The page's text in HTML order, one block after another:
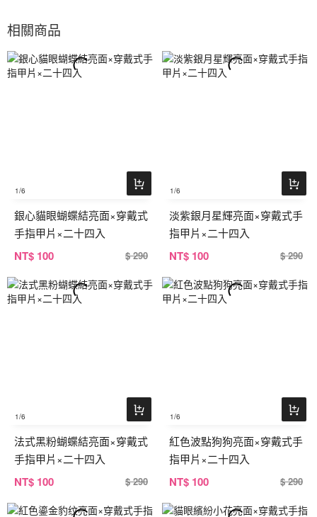
相關商品
1/6
銀心貓眼蝴蝶結亮面×穿戴式
手指甲片×二十四入
NT$ 100 $ 290
1/6
淡紫銀月星輝亮面×穿戴式手
指甲片×二十四入
NT$ 100 $ 290
1/6
法式黑粉蝴蝶結亮面×穿戴式
手指甲片×二十四入
NT$ 100 $ 290
1/6
紅色波點狗狗亮面×穿戴式手
指甲片×二十四入
NT$ 100 $ 290